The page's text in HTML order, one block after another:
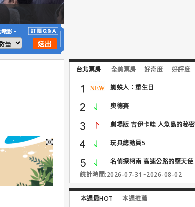
台北票房 全美票房 好奇度 好評度
蜘蛛人：重生日
奧德賽
劇場版 吉伊卡哇 人魚島的秘密
玩具總動員5
名偵探柯南 高速公路的墮天使
統計時間:2026-07-31~2026-08-02
本週最HOT 本週推薦